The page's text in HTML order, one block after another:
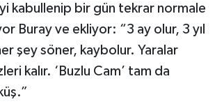
kabullenip bir gün tekrar normale
Buray ve ekliyor: “3 ay olur, 3 yıl
şey söner, kaybolur. Yaralar
kalır. ‘Buzlu Cam’ tam da